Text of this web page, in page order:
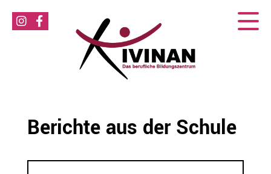
Berichte aus der Schule